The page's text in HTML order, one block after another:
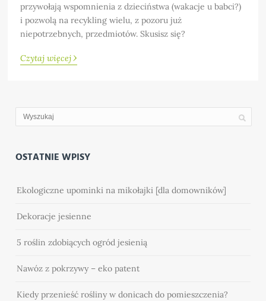
przywołają wspomnienia z dzieciństwa (wakacje u babci?)
i pozwolą na recykling wielu, z pozoru już
niepotrzebnych, przedmiotów. Skusisz się?
Czytaj więcej›
OSTATNIE WPISY
Ekologiczne upominki na mikołajki [dla domowników]
Dekoracje jesienne
5 roślin zdobiących ogród jesienią
Nawóz z pokrzywy – eko patent
Kiedy przenieść rośliny w donicach do pomieszczenia?